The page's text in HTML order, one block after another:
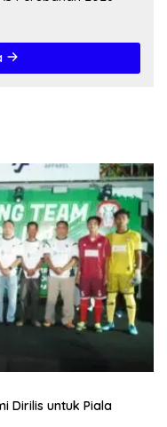
Dirilis untuk Piala